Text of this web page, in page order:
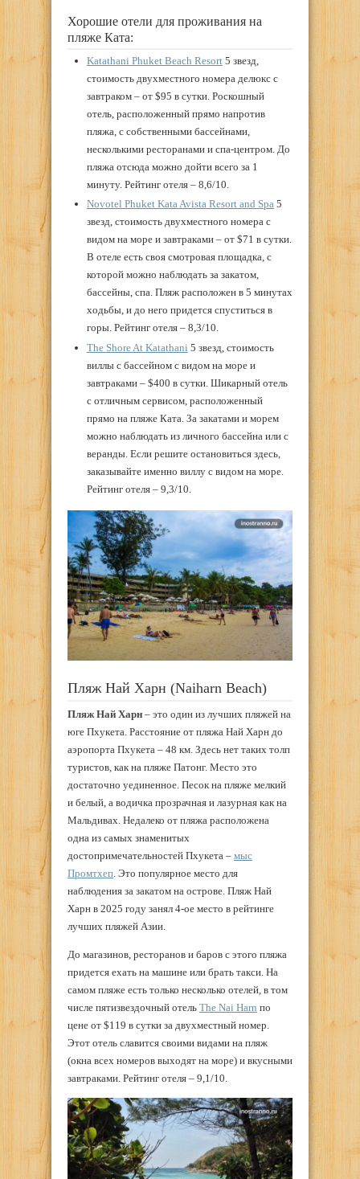
Хорошие отели для проживания на
пляже Ката:
Katathani Phuket Beach Resort5 звезд,
стоимость двухместного номера делюкс с
завтраком – от $95 в сутки. Роскошный
отель, расположенный прямо напротив
пляжа, с собственными бассейнами,
несколькими ресторанами и спа-центром. До
пляжа отсюда можно дойти всего за 1
минуту. Рейтинг отеля – 8,6/10.
Novotel Phuket Kata Avista Resort and Spa5
звезд, стоимость двухместного номера с
видом на море и завтраками – от $71 в сутки.
В отеле есть своя смотровая площадка, с
которой можно наблюдать за закатом,
бассейны, спа. Пляж расположен в 5 минутах
ходьбы, и до него придется спуститься в
горы. Рейтинг отеля – 8,3/10.
The Shore At Katathani 5 звезд, стоимость
виллы с бассейном с видом на море и
завтраками – $400 в сутки. Шикарный отель
с отличным сервисом, расположенный
прямо на пляже Ката. За закатами и морем
можно наблюдать из личного бассейна или с
веранды. Если решите остановиться здесь,
заказывайте именно виллу с видом на море.
Рейтинг отеля – 9,3/10.
Пляж Най Харн (Naiharn Beach)
Пляж Най Харн – это один из лучших пляжей на
юге Пхукета. Расстояние от пляжа Най Харн до
аэропорта Пхукета – 48 км. Здесь нет таких толп
туристов, как на пляже Патонг. Место это
достаточно уединенное. Песок на пляже мелкий
и белый, а водичка прозрачная и лазурная как на
Мальдивах. Недалеко от пляжа расположена
одна из самых знаменитых
достопримечательностей Пхукета – мыс
Промтхеп. Это популярное место для
наблюдения за закатом на острове. Пляж Най
Харн в 2025 году занял 4-ое место в рейтинге
лучших пляжей Азии.
До магазинов, ресторанов и баров с этого пляжа
придется ехать на машине или брать такси. На
самом пляже есть только несколько отелей, в том
числе пятизвездочный отель The Nai Harn по
цене от $119 в сутки за двухместный номер.
Этот отель славится своими видами на пляж
(окна всех номеров выходят на море) и вкусными
завтраками. Рейтинг отеля – 9,1/10.